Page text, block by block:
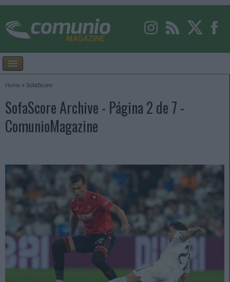
Home » SofaScore
SofaScore Archive - Página 2 de 7 -
ComunioMagazine